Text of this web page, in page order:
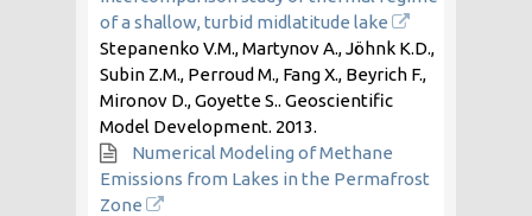
of a shallow, turbid midlatitude lake
Stepanenko V.M., Martynov A., Jöhnk K.D.,
Subin Z.M., Perroud M., Fang X., Beyrich F.,
Mironov D., Goyette S.. Geoscientific
Model Development. 2013.
Numerical Modeling of Methane
Emissions from Lakes in the Permafrost
Zone